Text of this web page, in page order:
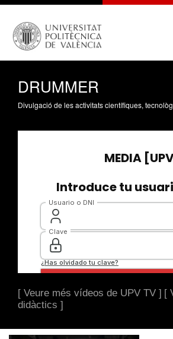
DRUMMER
[ Veure més vídeos de UPV TV ] [
didàctics ]